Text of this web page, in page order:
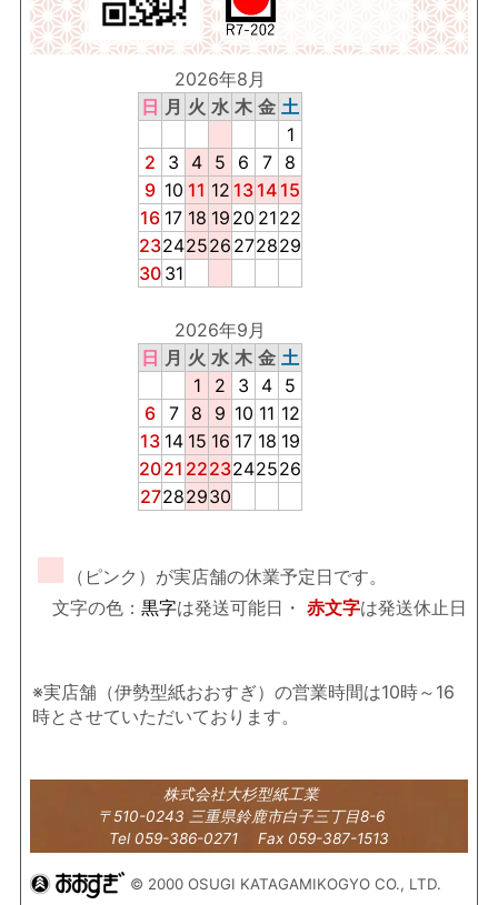
2026年8月
日 月 火 水 木 金 土
1
2
3 4 5 6 7
8
9 10 11 12 13 14 15
16 17 18 19 20 21 22
23242526 272829
30 31
2026年9月
日 月 火 水 木 金 土
1
2 3 4 5
6 7 8 9 10 11 12
13 14 15 16 17 18 19
2021 2223242526
27282930
■
（ピンク）が実店舗の休業予定日です。
文字の色： 黒字は発送可能日・ 赤文字は発送休止日
※実店舗（伊勢型紙おおすぎ）の営業時間は10時～16
時とさせていただいております。
株式会社大杉型紙工業
〒510-0243 三重県鈴鹿市白子三丁目8-6
Tel 059-386-0271 Fax 059-387-1513
© 2000 OSUGI KATAGAMIKOGYO CO., LTD.